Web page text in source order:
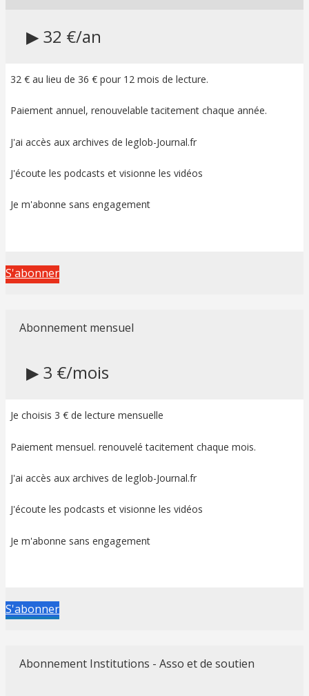
▶ 32 €/an
32 € au lieu de 36 € pour 12 mois de lecture.
Paiement annuel, renouvelable tacitement chaque année.
J'ai accès aux archives de leglob-Journal.fr
J'écoute les podcasts et visionne les vidéos
Je m'abonne sans engagement
S'abonner
Abonnement mensuel
▶ 3 €/mois
Je choisis 3 € de lecture mensuelle
Paiement mensuel. renouvelé tacitement chaque mois.
J'ai accès aux archives de leglob-Journal.fr
J'écoute les podcasts et visionne les vidéos
Je m'abonne sans engagement
S'abonner
Abonnement Institutions - Asso et de soutien